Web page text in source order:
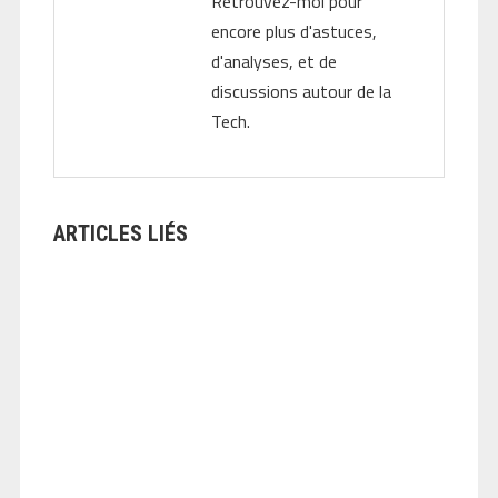
encore plus d'astuces,
d'analyses, et de
discussions autour de la
Tech.
ARTICLES LIÉS